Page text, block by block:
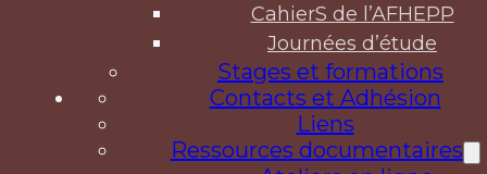
CahierS de l’AFHEPP
Journées d’étude
Stages et formations
Contacts et Adhésion
Liens
Ressources documentaires